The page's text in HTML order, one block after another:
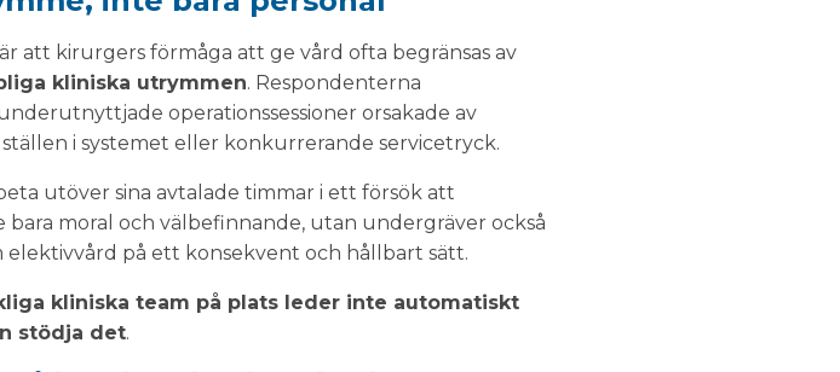
att kirurgers förmåga att ge vård ofta begränsas av
kliniska utrymmen. Respondenterna
operationssessioner orsakade av
i systemet eller konkurrerande servicetryck.
utöver sina avtalade timmar i ett försök att
moral och välbefinnande, utan undergräver också
på ett konsekvent och hållbart sätt.
kliniska team på plats leder inte automatiskt
stödja det.